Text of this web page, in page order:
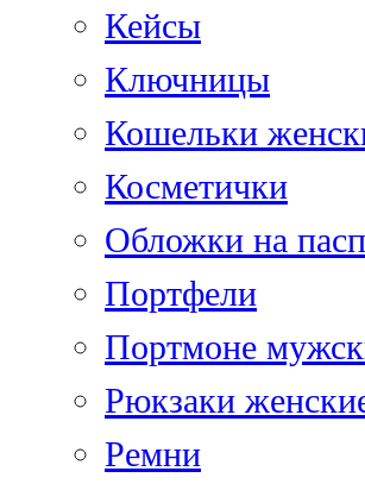
Кейсы
Ключницы
Кошельки
Косметички
Обложки на
Портфели
Портмоне
Рюкзаки
Ремни